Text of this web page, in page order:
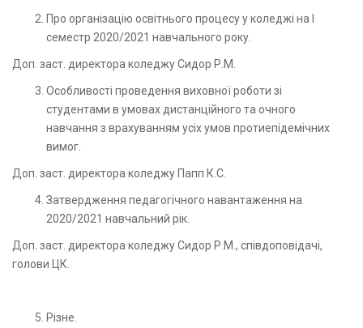
Про організацію освітнього процесу у коледжі на І
семестр 2020/2021 навчального року.
Доп. заст. директора коледжу Сидор Р.М.
Особливості проведення виховної роботи зі
студентами в умовах дистанційного та очного
навчання з врахуванням усіх умов протиепідемічних
вимог.
Доп. заст. директора коледжу Папп К.С.
Затвердження педагогічного навантаження на
2020/2021 навчальний рік.
Доп. заст. директора коледжу Сидор Р.М., співдоповідачі,
голови ЦК.
Різне.